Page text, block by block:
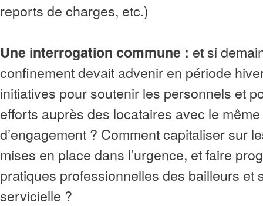
reports de charges, etc.)
Une interrogation commune : et si
confinement devait advenir en période
initiatives pour soutenir les personnels et
efforts auprès des locataires avec le
d’engagement ? Comment capitaliser sur
mises en place dans l’urgence, et faire
pratiques professionnelles des bailleurs et
servicielle ?